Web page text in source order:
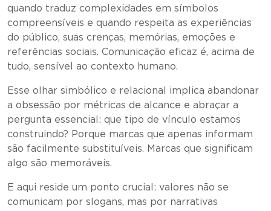
quando traduz complexidades em símbolos
compreensíveis e quando respeita as experiências
do público, suas crenças, memórias, emoções e
referências sociais. Comunicação eficaz é, acima de
tudo, sensível ao contexto humano.
Esse olhar simbólico e relacional implica abandonar
a obsessão por métricas de alcance e abraçar a
pergunta essencial: que tipo de vínculo estamos
construindo? Porque marcas que apenas informam
são facilmente substituíveis. Marcas que significam
algo são memoráveis.
E aqui reside um ponto crucial: valores não se
comunicam por slogans, mas por narrativas